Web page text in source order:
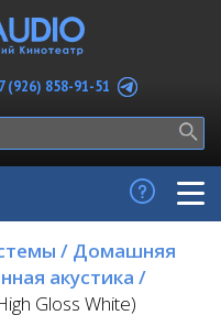
(926) 858-91-51
/ Домашняя
акустика /
Gloss White)